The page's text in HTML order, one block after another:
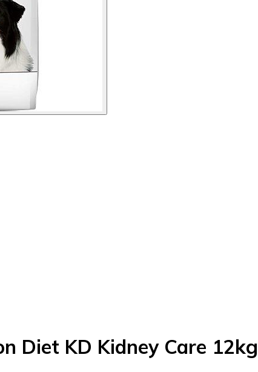
Diet KD Kidney Care 12kg